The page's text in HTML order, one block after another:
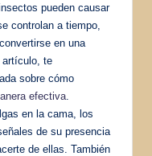
pueden causar
controlan a tiempo,
en una
artículo, te
sobre cómo
efectiva
en la cama, los
de su presencia
de ellas. También